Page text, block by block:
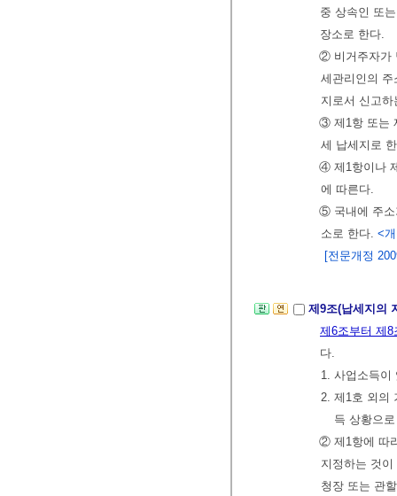
중 상속인 또
장소로 한다.
② 비거주자가
세관리인의
지로서 신고
③ 제1항 또는
세 납세지로
④ 제1항이나
에 따른다.
⑤ 국내에 주
소로 한다. <
[전문개정
제9조(납세지의
제6조부터 제8
다.
1. 사업소득이
2. 제1호 외의
득 상황으
② 제1항에 따
지정하는 것
청장 또는 관